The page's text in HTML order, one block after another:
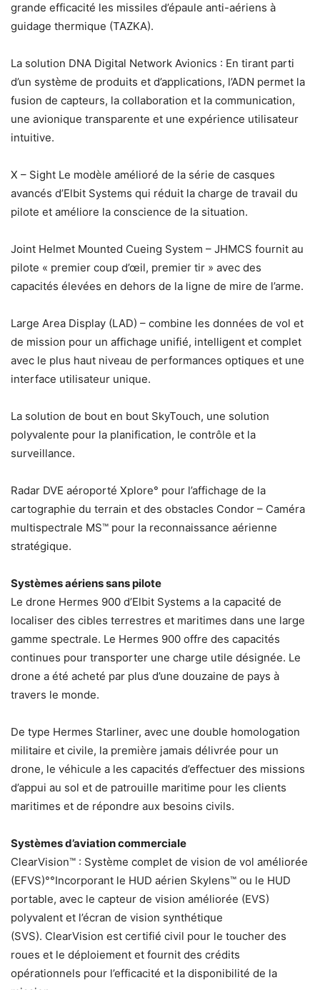
grande efficacité les missiles d’épaule anti-aériens à
guidage thermique (TAZKA).
La solution DNA Digital Network Avionics : En tirant parti
d’un système de produits et d’applications, l’ADN permet la
fusion de capteurs, la collaboration et la communication,
une avionique transparente et une expérience utilisateur
intuitive.
X – Sight Le modèle amélioré de la série de casques
avancés d’Elbit Systems qui réduit la charge de travail du
pilote et améliore la conscience de la situation.
Joint Helmet Mounted Cueing System – JHMCS fournit au
pilote « premier coup d’œil, premier tir » avec des
capacités élevées en dehors de la ligne de mire de l’arme.
Large Area Display (LAD) – combine les données de vol et
de mission pour un affichage unifié, intelligent et complet
avec le plus haut niveau de performances optiques et une
interface utilisateur unique.
La solution de bout en bout SkyTouch, une solution
polyvalente pour la planification, le contrôle et la
surveillance.
Radar DVE aéroporté Xplore° pour l’affichage de la
cartographie du terrain et des obstacles Condor – Caméra
multispectrale MS™ pour la reconnaissance aérienne
stratégique.
Systèmes aériens sans pilote
Le drone Hermes 900 d’Elbit Systems a la capacité de
localiser des cibles terrestres et maritimes dans une large
gamme spectrale. Le Hermes 900 offre des capacités
continues pour transporter une charge utile désignée. Le
drone a été acheté par plus d’une douzaine de pays à
travers le monde.
De type Hermes Starliner, avec une double homologation
militaire et civile, la première jamais délivrée pour un
drone, le véhicule a les capacités d’effectuer des missions
d’appui au sol et de patrouille maritime pour les clients
maritimes et de répondre aux besoins civils.
Systèmes d’aviation commerciale
ClearVision™ : Système complet de vision de vol améliorée
(EFVS)°°Incorporant le HUD aérien Skylens™ ou le HUD
portable, avec le capteur de vision améliorée (EVS)
polyvalent et l’écran de vision synthétique
(SVS). ClearVision est certifié civil pour le toucher des
roues et le déploiement et fournit des crédits
opérationnels pour l’efficacité et la disponibilité de la